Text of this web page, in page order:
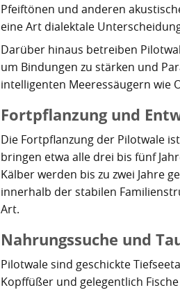
Pfeiftönen und anderen
eine Art dialektale
Darüber hinaus betreiben
um Bindungen zu stärken und
intelligenten Meeressäugern wie
Fortpflanzung und
Die Fortpflanzung der Pilotwale
bringen etwa alle drei bis fünf
Kälber werden bis zu zwei Jahre
innerhalb der stabilen
Art.
Nahrungssuche und
Pilotwale sind geschickte
Kopffüßer und gelegentlich